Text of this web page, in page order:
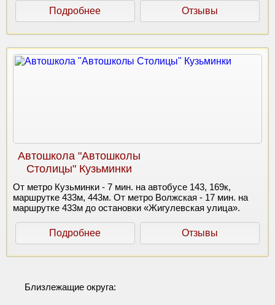
Подробнее Отзывы
Автошкола "Автошколы
Столицы" Кузьминки
От метро Кузьминки - 7 мин. на автобусе 143, 169к,
маршрутке 433м, 443м. От метро Волжская - 17 мин. на
маршрутке 433м до остановки «Жигулевская улица».
Подробнее Отзывы
Близлежащие округа: